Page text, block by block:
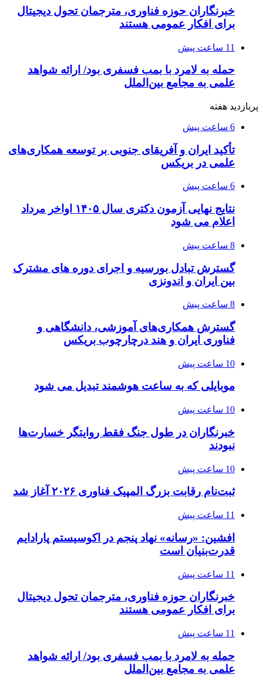
خبرنگاران حوزه فناوری، مترجمان تحول دیجیتال
برای افکار عمومی هستند
11 ساعت پیش
حمله به لامرد با بمب فسفری بود/ ارائه شواهد
علمی به مجامع بین‌الملل
پربازدید هفته
6 ساعت پیش
تأکید ایران و آفریقای جنوبی بر توسعه همکاری‌های
علمی در بریکس
6 ساعت پیش
نتایج نهایی آزمون دکتری سال ۱۴۰۵ اواخر مرداد
اعلام می شود
8 ساعت پیش
گسترش تبادل بورسیه و اجرای دوره های مشترک
بین ایران و اندونزی
8 ساعت پیش
گسترش همکاری‌های آموزشی، دانشگاهی و
فناوری ایران و هند درچارچوب بریکس
10 ساعت پیش
موبایلی که به ساعت هوشمند تبدیل می شود
10 ساعت پیش
خبرنگاران در طول جنگ فقط روایتگر خسارت‌ها
نبودند
10 ساعت پیش
ثبت‌نام رقابت بزرگ المپیک فناوری ۲۰۲۶ آغاز شد
11 ساعت پیش
افشین: «رسانه» نهاد پنجم در اکوسیستم پارادایم
قدرت‌بنیان است
11 ساعت پیش
خبرنگاران حوزه فناوری، مترجمان تحول دیجیتال
برای افکار عمومی هستند
11 ساعت پیش
حمله به لامرد با بمب فسفری بود/ ارائه شواهد
علمی به مجامع بین‌الملل